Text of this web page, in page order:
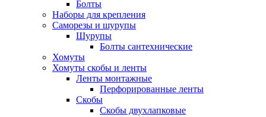
Болты
Наборы для крепления
Саморезы и шурупы
Шурупы
Болты сантехнические
Хомуты
Хомуты скобы и ленты
Ленты монтажные
Перфорированные ленты
Скобы
Скобы двухлапковые